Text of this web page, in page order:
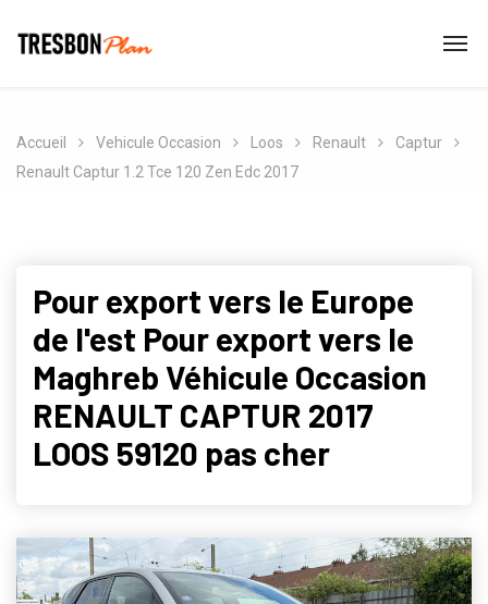
Accueil Vehicule Occasion Loos Renault
Captur
Renault Captur 1.2 Tce 120 Zen Edc 2017
Pour export vers le Europe
de l'est Pour export vers le
Maghreb Véhicule Occasion
RENAULT CAPTUR 2017
LOOS 59120 pas cher